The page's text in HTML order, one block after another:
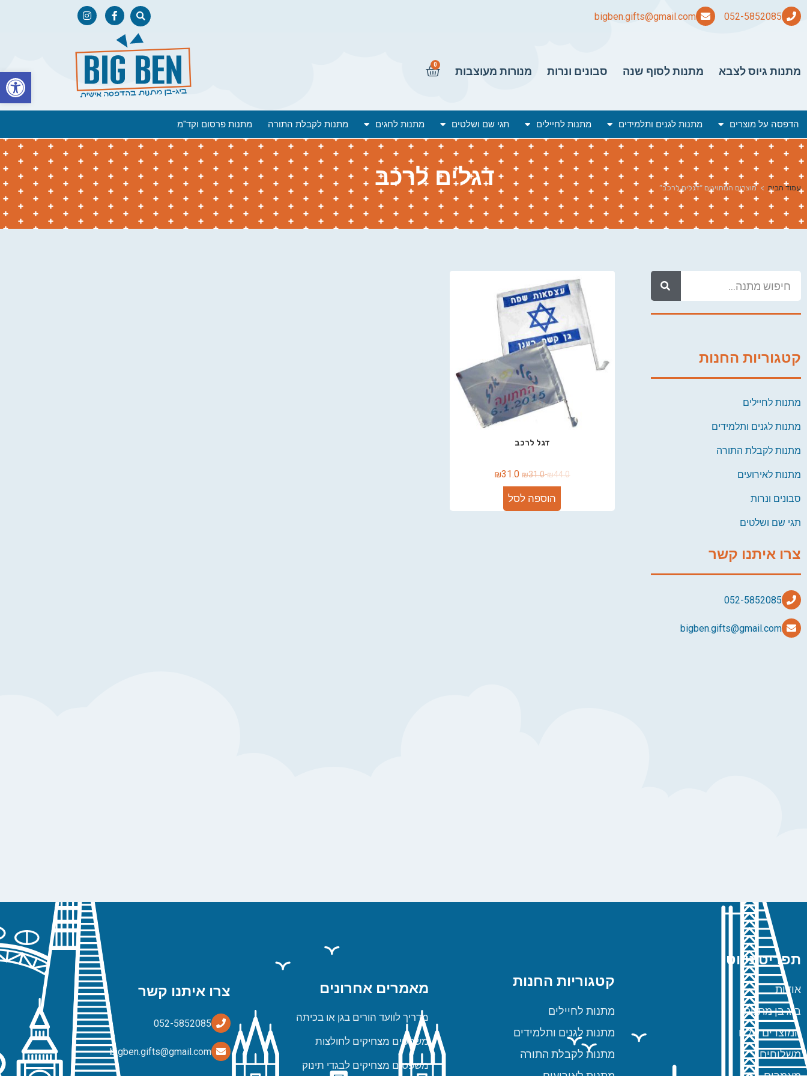
bigben.gifts@gmail.com
מתנות גיוס לצבא מתנות לסוף שנה סבונים ונרות מנורות מעוצבות
0
הדפסה על מוצרים מתנות לגנים ותלמידים מתנות לחיילים תגי שם ושלטים מתנות לחגים מתנות לקבלת התורה מתנות פרסום וקד"מ
דגלים לרכב עמוד הבית > מוצרים המתויגים “דגלים לרכב”
קטגוריות החנות
מתנות לחיילים
מתנות לגנים ותלמידים
מתנות לקבלת התורה
מתנות לאירועים
סבונים ונרות
תגי שם ושלטים
צרו איתנו קשר
bigben.gifts@gmail.com
דגל לרכב
₪44.0
₪31.0
₪31.0
הוספה לסל
תפריט ניווט
אודות
ביג בן מתנות
המוצרים שלנו
משלוחים
קטגוריות החנות
מתנות לחיילים
מתנות לגנים ותלמידים
מתנות לקבלת התורה
מאמרים אחרונים
מדריך לוועד הורים בגן או בכיתה
משפטים מצחיקים לחולצות
משפטים מצחיקים לבגדי תינוק
צרו איתנו קשר
bigben.gifts@gmail.com